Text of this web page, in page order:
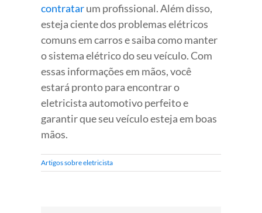
contratarum profissional. Além disso,
esteja ciente dos problemas elétricos
comuns em carros e saiba como manter
o sistema elétrico do seu veículo. Com
essas informações em mãos, você
estará pronto para encontrar o
eletricista automotivo perfeito e
garantir que seu veículo esteja em boas
mãos.
Artigos sobre eletricista